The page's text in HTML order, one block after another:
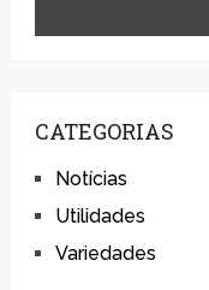
CATEGORIAS
Notícias
Utilidades
Variedades